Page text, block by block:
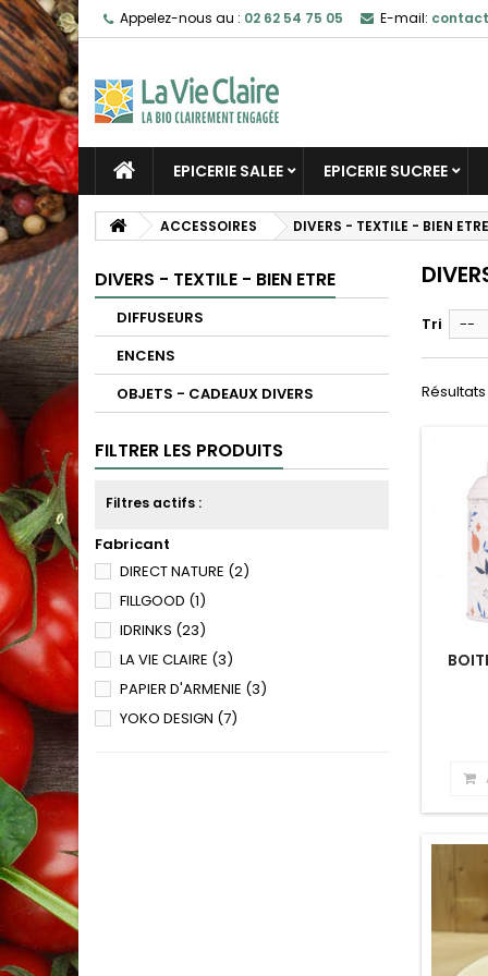
Appelez-nous au : 02 62 54 75 05 E-mail:
EPICERIE SALEE EPICERIE SUCREE
ACCESSOIRES DIVERS - TEXTILE - BIEN ETRE
DIVERS - TEXTILE - BIEN ETRE
DIFFUSEURS
ENCENS
OBJETS - CADEAUX DIVERS
FILTRER LES PRODUITS
Filtres actifs :
Fabricant
DIRECT NATURE (2)
FILLGOOD (1)
IDRINKS (23)
LA VIE CLAIRE (3)
PAPIER D'ARMENIE (3)
YOKO DESIGN (7)
Tri --
Résultats